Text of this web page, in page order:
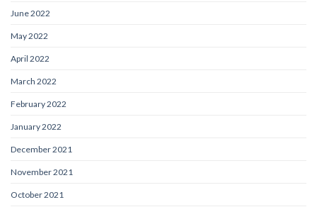
June 2022
May 2022
April 2022
March 2022
February 2022
January 2022
December 2021
November 2021
October 2021